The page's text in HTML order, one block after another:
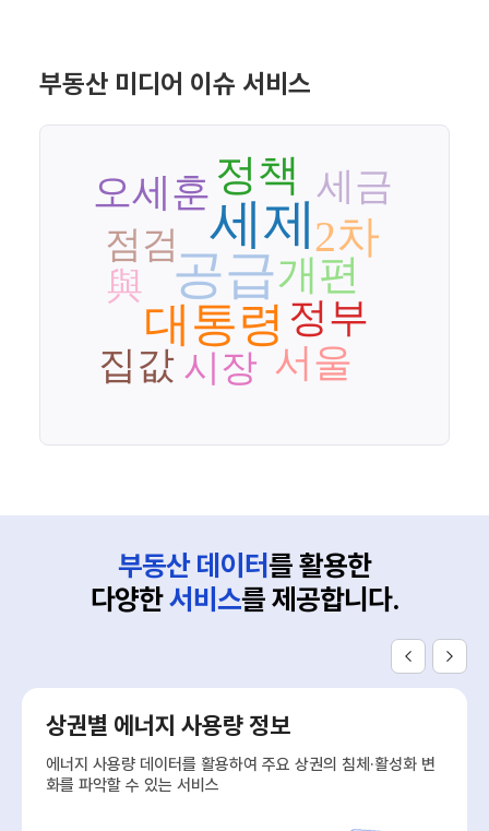
부동산 미디어 이슈 서비스
세제
공급
대통령
2차
정책
개편
정부
서울
오세훈 세금
집값
점검
시장
與
부동산 데이터를 활용한
다양한서비스를 제공합니다.
상권별 에너지 사용량 정보
에너지 사용량 데이터를 활용하여 주요 상권의 침체·활성화 변
화를 파악할 수 있는 서비스